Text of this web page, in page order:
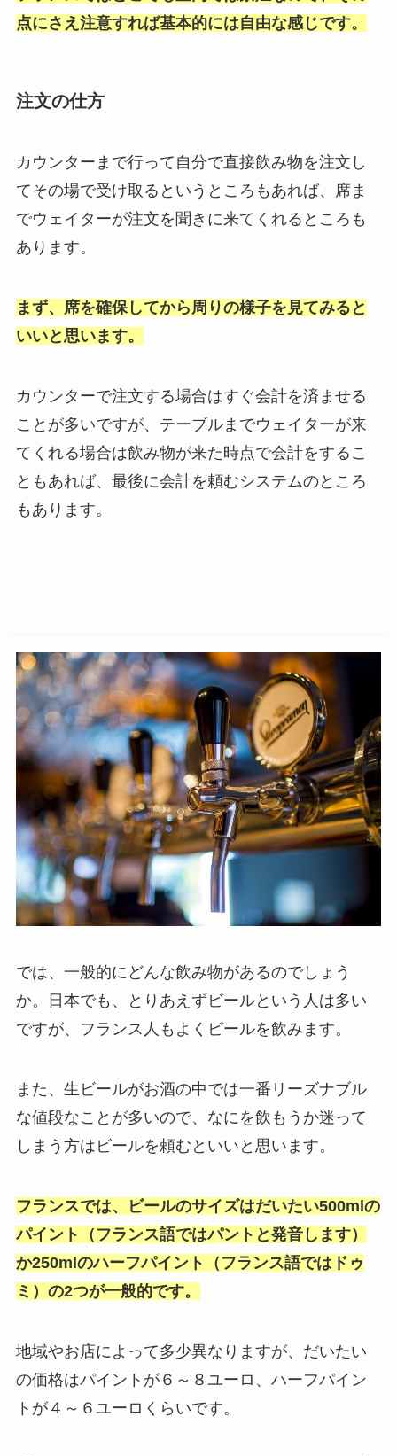
点にさえ注意すれば基本的には自由な感じです。
注文の仕方
カウンターまで行って自分で直接飲み物を注文し
てその場で受け取るというところもあれば、席ま
でウェイターが注文を聞きに来てくれるところも
あります。
まず、席を確保してから周りの様子を見てみると
いいと思います。
カウンターで注文する場合はすぐ会計を済ませる
ことが多いですが、テーブルまでウェイターが来
てくれる場合は飲み物が来た時点で会計をするこ
ともあれば、最後に会計を頼むシステムのところ
もあります。
では、一般的にどんな飲み物があるのでしょう
か。日本でも、とりあえずビールという人は多い
ですが、フランス人もよくビールを飲みます。
また、生ビールがお酒の中では一番リーズナブル
な値段なことが多いので、なにを飲もうか迷って
しまう方はビールを頼むといいと思います。
フランスでは、ビールのサイズはだいたい500mlの
パイント（フランス語ではパントと発音します）
か250mlのハーフパイント（フランス語ではドゥ
ミ）の2つが一般的です。
地域やお店によって多少異なりますが、だいたい
の価格はパイントが６～８ユーロ、ハーフパイン
トが４～６ユーロくらいです。